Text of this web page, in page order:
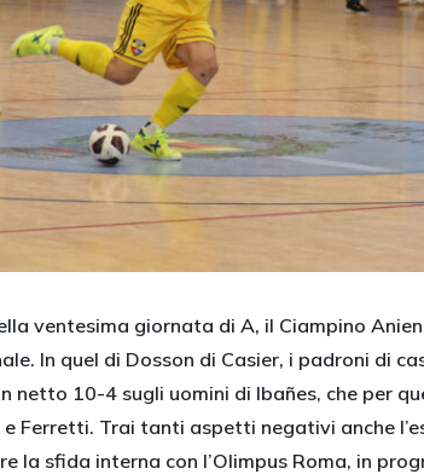
ventesima giornata di A, il Ciampino
In quel di Dosson di Casier, i padroni di
netto 10-4 sugli uomini di Ibañes, che per
Ferretti. Trai tanti aspetti negativi anche
la sfida interna con l’Olimpus Roma, in